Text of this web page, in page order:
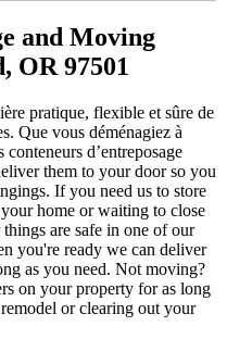
and Moving
OR 97501
pratique, flexible et sûre de
Que vous déménagiez à
d’entreposage
them to your door so you
If you need us to store
home or waiting to close
are safe in one of our
you're ready we can deliver
as you need. Not moving?
on your property for as long
or clearing out your